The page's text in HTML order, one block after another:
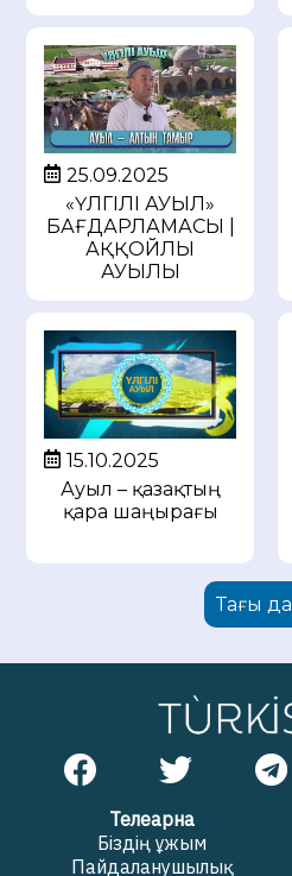
25.09.2025
«ҮЛГІЛІ АУЫЛ»
БАҒДАРЛАМАСЫ |
АҚҚОЙЛЫ
АУЫЛЫ
15.10.2025
Ауыл – қазақтың
қара шаңырағы
Тағы да
Телеарна
Біздің ұжым
Пайдаланушылық